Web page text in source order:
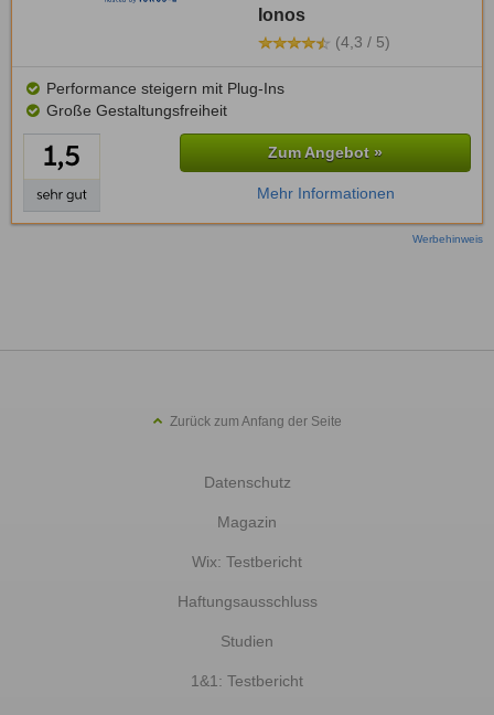
Ionos
(4,3 / 5)
Performance steigern mit Plug-Ins
Große Gestaltungsfreiheit
Zum Angebot »
Mehr Informationen
Werbehinweis
Zurück zum Anfang der Seite
Datenschutz
Magazin
Wix: Testbericht
Haftungsausschluss
Studien
1&1: Testbericht